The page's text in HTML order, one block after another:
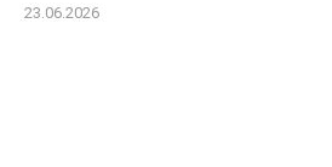
23.06.2026